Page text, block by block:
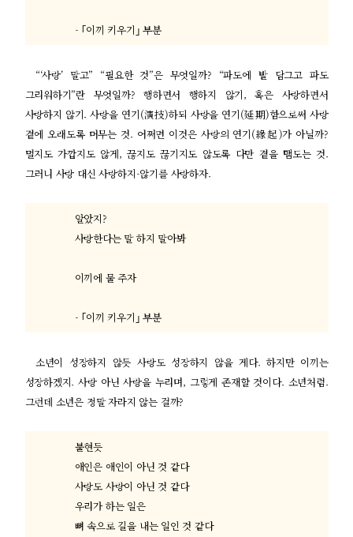
- ｢이끼 키우기 ｣부분
“‘사랑’ 말고” “필요한 것”은 무엇일까? “파도에 발 담그고 파도
그리워하기”란 무엇일까?행하면서 행하지 않기,혹은 사랑하면서
사랑하지 않기.사랑을 연기(演技)하되 사랑을 연기(延期)함으로써 사랑
곁에 오래도록 머무는 것. 어쩌면 이것은 사랑의 연기(緣起)가 아닐까?
멀지도 가깝지도 않게,끊지도 끊기지도 않도록 다만 곁을 맴도는 것.
그러니 사랑 대신 사랑하지-않기를 사랑하자.
알았지?
사랑한다는 말 하지 말아봐
이끼에 물 주자
- ｢이끼 키우기 ｣부분
소년이 성장하지 않듯 사랑도 성장하지 않을 게다.하지만 이끼는
성장하겠지.사랑 아닌 사랑을 누리며, 그렇게 존재할 것이다. 소년처럼.
그런데 소년은 정말 자라지 않는 걸까?
불현듯
애인은 애인이 아닌 것 같다
사랑도 사랑이 아닌 것 같다
우리가 하는 일은
뼈 속으로 길을 내는 일인 것 같다